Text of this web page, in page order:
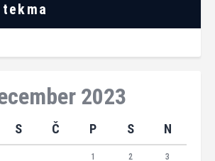
2023
S Č P S N
1 2 3